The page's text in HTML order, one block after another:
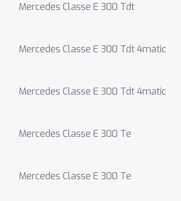
Mercedes Classe E 300 Tdt
Mercedes Classe E 300 Tdt 4matic
Mercedes Classe E 300 Tdt 4matic
Mercedes Classe E 300 Te
Mercedes Classe E 300 Te